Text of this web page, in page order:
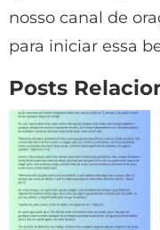
nosso canal de
para iniciar essa
Posts